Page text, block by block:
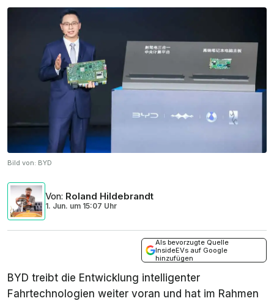
Bild von: BYD
Von: Roland Hildebrandt
1. Jun. um 15:07 Uhr
Als bevorzugte Quelle
InsideEVs auf Google
hinzufügen
BYD treibt die Entwicklung intelligenter
Fahrtechnologien weiter voran und hat im Rahmen